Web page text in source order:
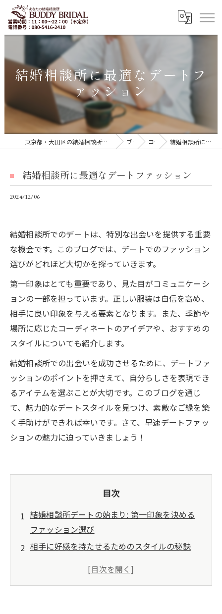
結婚相談所に最適なデートフ
ァッション
東京都・大田区の結婚相談所｜再婚・20代30代の婚活なら「BUDDY BRIDAL 東京」 ブログ コラム 結婚相談所に最適なデートファッション
結婚相談所に最適なデートファッション
2024/12/06
結婚相談所でのデートは、特別な出会いを提供する重要
な機会です。このブログでは、デートでのファッション
選びがどれほど大切かを探っていきます。
第一印象はとても重要であり、見た目がコミュニケーシ
ョンの一部を担っています。正しい服装は自信を高め、
相手に良い印象を与える要素となります。また、季節や
場所に応じたコーディネートのアイデアや、おすすめの
スタイルについても紹介します。
結婚相談所での出会いを成功させるために、デートファ
ッションのポイントを押さえて、自分らしさを表現でき
るアイテムを選ぶことが大切です。このブログを通じ
て、魅力的なデートスタイルを見つけ、素敵なご縁を築
く手助けができれば幸いです。さて、早速デートファッ
ションの魅力に迫っていきましょう！
目次
結婚相談所デートの始まり: 第一印象を決める
ファッション選び
相手に好感を持たせるためのスタイルの秘訣
季節ごとのデートファッション: 春夏秋冬のコ